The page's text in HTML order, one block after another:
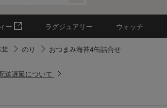
ー ラグジュアリー ウォッチ
のり おつまみ海苔4缶詰合せ
送遅延について